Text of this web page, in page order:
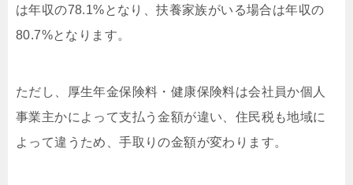
は年収の78.1%となり、扶養家族がいる場合は年収の
80.7%となります。
ただし、厚生年金保険料・健康保険料は会社員か個人
事業主かによって支払う金額が違い、住民税も地域に
よって違うため、手取りの金額が変わります。